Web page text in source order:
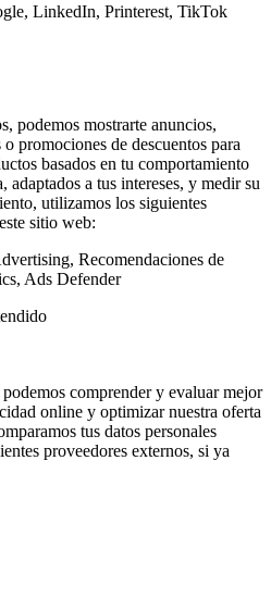
LinkedIn, Printerest, TikTok
podemos mostrarte anuncios,
promociones de descuentos para
basados en tu comportamiento
adaptados a tus intereses, y medir su
utilizamos los siguientes
sitio web:
Recomendaciones de
Ads Defender
comprender y evaluar mejor
online y optimizar nuestra oferta
tus datos personales
proveedores externos, si ya